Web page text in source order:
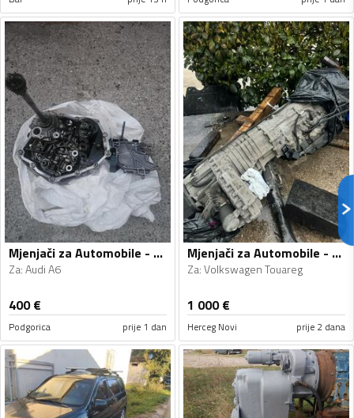
Mjenjači za Automobile - Audi - A6 - 2010
Za:Audi A6
400€
Podgorica prije 1 dan
Mjenjači za Automobile - Volkswagen - Touareg - 2008
Za:Volkswagen Touareg
1 000€
Herceg Novi prije 2 dana